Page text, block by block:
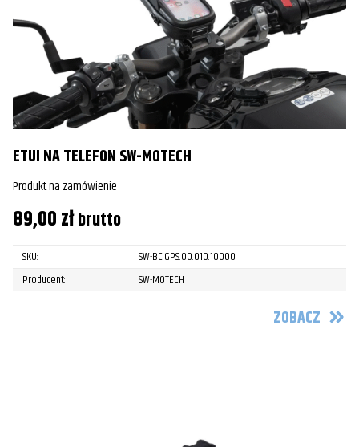
ETUI NA TELEFON SW-MOTECH
Produkt na zamówienie
89,00złbrutto
SKU:
SW-BC.GPS.00.010.10000
Producent:
SW-MOTECH
ZOBACZ